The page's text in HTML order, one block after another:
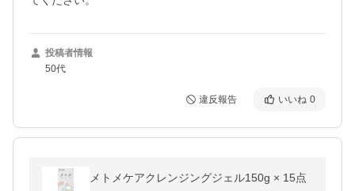
投稿者情報
50代
違反報告 いいね 0
メトメケアクレンジングジェル150g × 15点